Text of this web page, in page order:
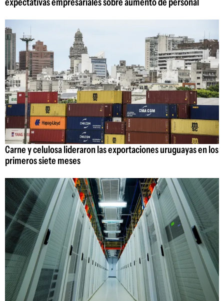
Carne y celulosa lideraron las exportaciones uruguayas en los
primeros siete meses